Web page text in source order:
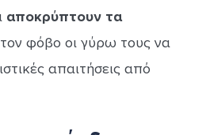
αποκρύπτουν τα
φόβο οι γύρω τους να
απαιτήσεις από